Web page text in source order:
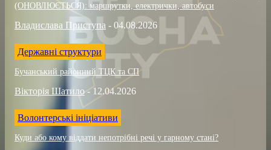
(ОНОВЛЮЄТЬСЯ): маршрутки, електрички, автобуси
Владислава Приступа - 04.08.2026
Державні структури
Бучанський районний ТЦК та СП
Вікторія Шатило - 12.04.2026
Волонтерські ініціативи
Куди або кому віддати непотрібні речі у гарному стані?